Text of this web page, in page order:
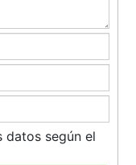
según el